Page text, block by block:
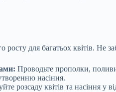
росту для багатьох квітів. Не
Проводьте прополки,
насіння.
розсаду квітів та насіння у